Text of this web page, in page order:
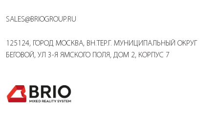
SALES@BRIOGROUP.RU
125124, ГОРОД МОСКВА, ВН.ТЕР.Г. МУНИЦИПАЛЬНЫЙ ОКРУГ
БЕГОВОЙ, УЛ 3-Я ЯМСКОГО ПОЛЯ, ДОМ 2, КОРПУС 7